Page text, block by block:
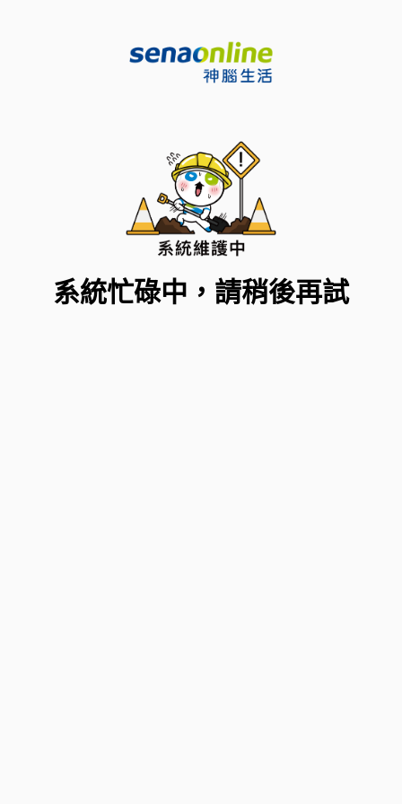
系統忙碌中，請稍後再試